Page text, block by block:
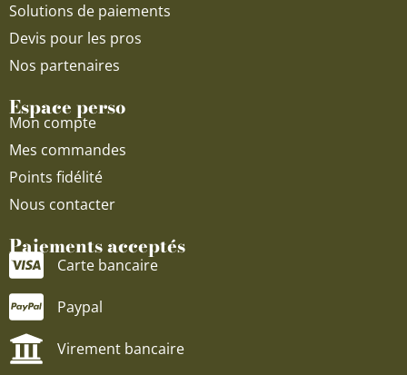
Solutions de paiements
Devis pour les pros
Nos partenaires
Espace perso
Mon compte
Mes commandes
Points fidélité
Nous contacter
Paiements acceptés
Carte bancaire
Paypal
Virement bancaire